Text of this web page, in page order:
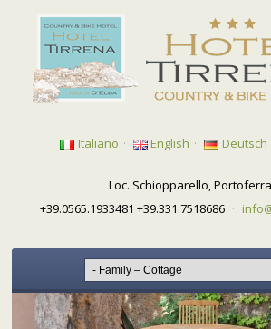
Italiano · English · Deutsch
Loc. Schiopparello,
+39.0565.1933481 +39.331.7518686 ·